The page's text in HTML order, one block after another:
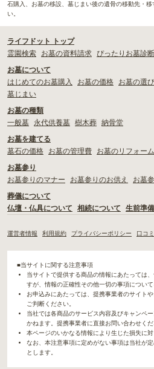
石購入、お墓の移設、墓じまい後の遺骨の移動先・
い。
ライフドット トップ
霊園検索
お墓の資料請求 ぴったりお墓診断
お墓について
はじめてのお墓購入
お墓の価格 お墓の選
墓じまい
お墓の種類
一般墓
永代供養墓 樹木葬 納骨堂
お墓を建てる
墓石の価格
お墓の管理費
お墓のリフォーム
お墓参り
お墓参りのマナー
お墓参りのお供え お墓
葬儀について
仏壇・仏具について
相続について 生前準
運営者情報 利用規約 プライバシーポリシー 口コ
■当サイトに関する注意事項
当サイトで提供する商品の情報にあたっては
すが、情報の正確性その他一切の事項につい
お申込みにあたっては、提携事業者のサイト
ご判断ください。
当社では各商品のサービス内容及びキャンペ
かねます。提携事業者に直接お問い合わせくだ
本ページのいかなる情報により生じた損失に
なお、本注意事項に定めがない事項は当社が
とします。